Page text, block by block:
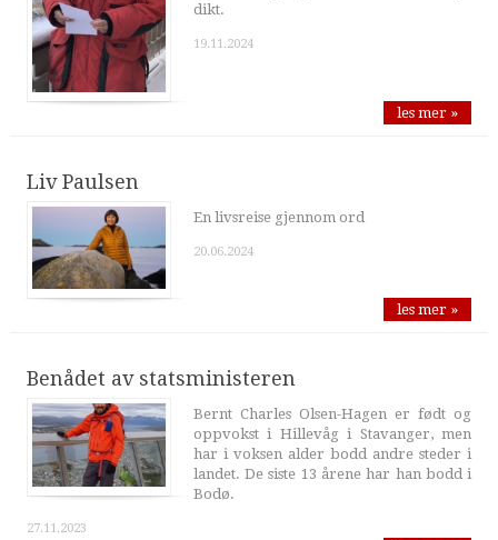
dikt.
19.11.2024
les mer »
Liv Paulsen
En livsreise gjennom ord
20.06.2024
les mer »
Benådet av statsministeren
Bernt Charles Olsen-Hagen er født og
oppvokst i Hillevåg i Stavanger, men
har i voksen alder bodd andre steder i
landet. De siste 13 årene har han bodd i
Bodø.
27.11.2023